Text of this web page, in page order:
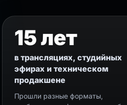
15 лет
в трансляциях, студийных
эфирах и техническом
продакшене
Прошли разные форматы,